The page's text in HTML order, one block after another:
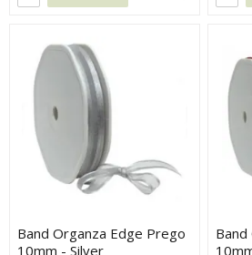
Band Organza Edge Prego
10mm - Silver